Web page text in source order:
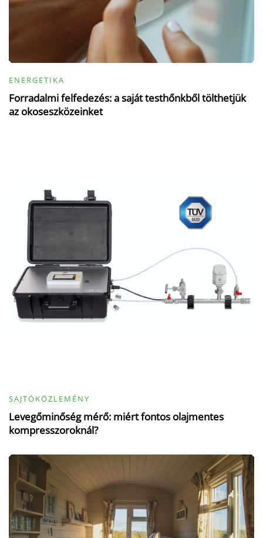
ENERGETIKA
Forradalmi felfedezés: a saját testhőnkből tölthetjük
az okoseszközeinket
SAJTÓKÖZLEMÉNY
Levegőminőség mérő: miért fontos olajmentes
kompresszoroknál?